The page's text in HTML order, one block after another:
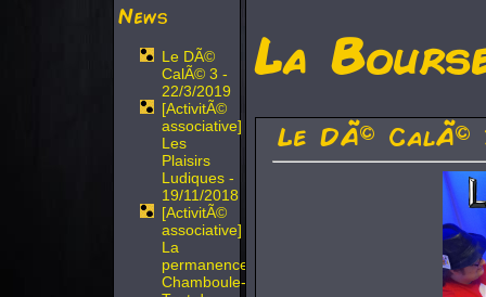
News
Le DÃ©
CalÃ© 3 -
22/3/2019
[ActivitÃ©
associative]
Les
Plaisirs
Ludiques -
19/11/2018
[ActivitÃ©
associative]
La
permanence
Chamboule-
La
Le DÃ© CalÃ©